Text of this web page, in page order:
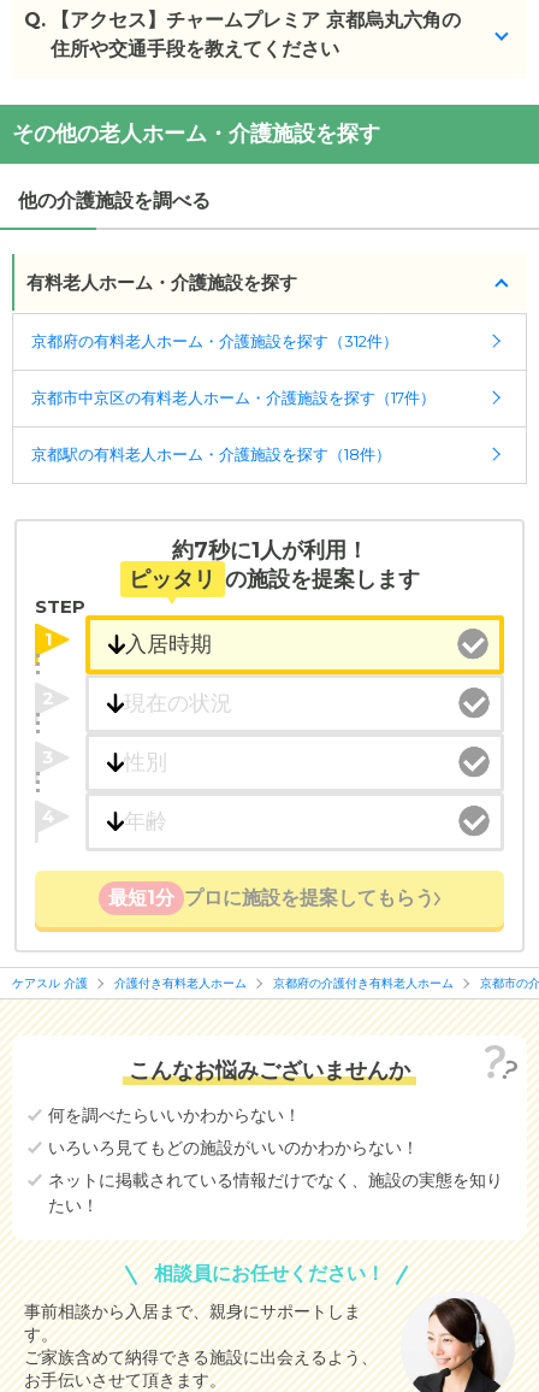
チャームプレミア 京都烏丸六角の入居金・月額料金
は次のとおりです。
・月額費用が26.5〜46.5万円
・要介護度：要介護1、要介護2、要介護3、要介護
・認知症：受け入れ可
ケアスル 介護では詳細な料金プランをご確認頂けま
す。詳しくはこちら 。
◎ケアスル 介護の3つの特徴
ポート
受付時間：10：00～19：00
・全国10000件の介護施設情報を掲載
幅広い選択肢の中から、条件にあった施設を選ぶ
ことができます。
・こだわりの条件や医療体制から施設を探せる
たとえば「カラオケ」「麻雀」が楽しめる施設、
「夫婦入居可」の施設、「看取り可」の施設など、
医療・看護体制から施設を探すこともできます。
Q.
【アクセス】チャームプレミア 京都烏丸六角の
住所や交通手段を教えてください
チャームプレミア 京都烏丸六角の交通アクセス
・住所：京都府京都市中京区六角通烏丸東入ル堂之
前町245-1
・最寄り駅：烏丸駅
駅0.5km京都市役所前駅0.9km京都河原町駅
1.1km三条駅1.1km祇園四条駅
1.2km三条京阪駅1.3km五条駅1.3km清水五条駅
1.5km神宮丸太町駅1.6km二条駅1.7km東山駅
1.9km七条駅2.1km丹波口駅2.1km京都駅2.4km西
大路三条駅2.5km梅小路京都西駅2.6km西院駅
2.6km今出川駅2.6km西大路御池駅2.7km蹴上駅
2.7km出町柳駅2.8km円町駅3.0km東福寺駅
3.0km東寺駅3.1km九条駅3.1km山ノ内駅3.4km鞍
チャームプレミア 京都烏丸六角の交通アクセス
・※京都市営地下鉄「烏丸御池」駅より徒歩約3分
（約230m） ※阪急京都線「烏丸」駅より徒歩約5分
（約400m）
その他の老人ホーム・介護施設を探す
他の介護施設を調べる
有料老人ホーム・介護施設を探す
京都府の有料老人ホーム・介護施設を探す（312件）
京都市中京区の有料老人ホーム・介護施設を探す（17件）
京都駅の有料老人ホーム・介護施設を探す（18件）
約7秒に1人が利用！
ピッタリ の施設を提案します
STEP
1
2
3
4
最短1分 プロに施設を提案してもらう
ケアスル 介護 介護付き有料老人ホーム 京都府の介護付き有料老人ホーム 京都市の
こんなお悩みございませんか
何を調べたらいいかわからない！
いろいろ見てもどの施設がいいのかわからない！
ネットに掲載されている情報だけでなく、施設の実態を知り
たい！
相談員にお任せください！
事前相談から入居まで、親身にサポートしま
す。
ご家族含めて納得できる施設に出会えるよう、
お手伝いさせて頂きます。